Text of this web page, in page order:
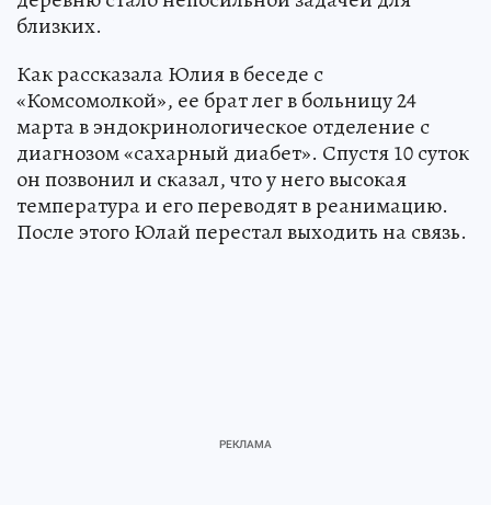
близких.
Как рассказала Юлия в беседе с
«Комсомолкой», ее брат лег в больницу 24
марта в эндокринологическое отделение с
диагнозом «сахарный диабет». Спустя 10 суток
он позвонил и сказал, что у него высокая
температура и его переводят в реанимацию.
После этого Юлай перестал выходить на связь.